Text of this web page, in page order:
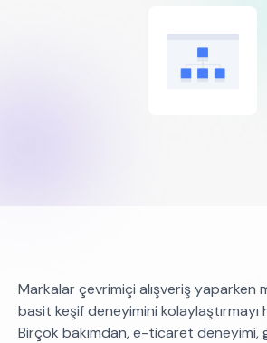
Markalar çevrimiçi alışveriş yaparken
basit keşif deneyimini kolaylaştırmayı
Birçok bakımdan, e-ticaret deneyimi,